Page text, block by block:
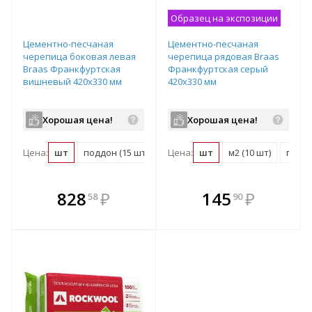
Цементно-песчаная
черепица боковая левая
Braas Франкфуртская
вишневый 420х330 мм
Хорошая цена!
Цена: шт поддон (15 шт)
82858 ₽
В комплекте
всегда выгоднее!
Образец на экспозиции
Цементно-песчаная
черепица рядовая Braas
Франкфуртская серый
420х330 мм
Хорошая цена!
Цена: шт м2 (10 шт)
В комплекте
всегда выгоднее!
145 90 ₽